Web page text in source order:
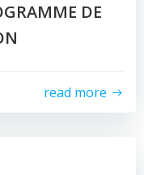
DE
read more